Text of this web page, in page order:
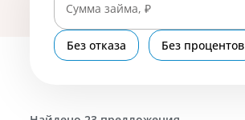
Сумма займа, ₽
Без отказа Без процентов